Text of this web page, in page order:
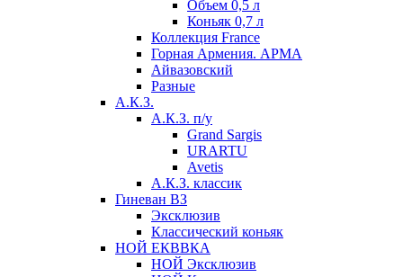
Объем 0,5 л
Коньяк 0,7 л
Коллекция France
Горная Армения. АРМА
Айвазовский
Разные
А.К.З.
А.К.З. п/у
Grand Sargis
URARTU
Avetis
А.К.З. классик
Гиневан ВЗ
Эксклюзив
Классический коньяк
НОЙ ЕКВВКА
НОЙ Эксклюзив